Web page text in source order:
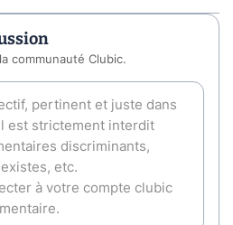
communauté Clubic.